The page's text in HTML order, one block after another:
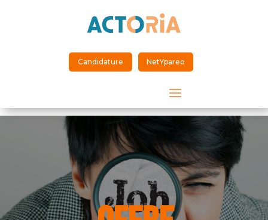
Candidature NetYpareo
a